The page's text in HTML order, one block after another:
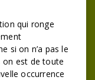
qui ronge
si on n’a pas le
on est de toute
occurrence